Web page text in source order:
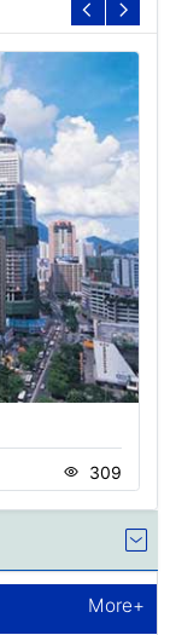
309
More+